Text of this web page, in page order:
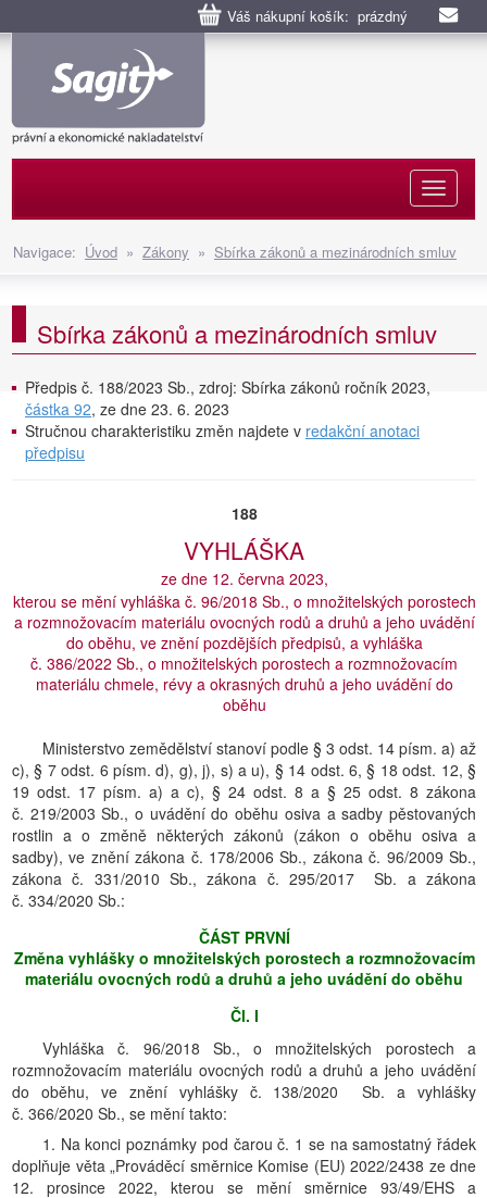
Váš nákupní košík: prázdný
Navigace: Úvod » Zákony » Sbírka zákonů a mezinárodních smluv
Sbírka zákonů a mezinárodních smluv
Předpis č. 188/2023 Sb., zdroj: Sbírka zákonů ročník 2023,
částka 92, ze dne 23. 6. 2023
Stručnou charakteristiku změn najdete v redakční anotaci
předpisu
188
VYHLÁŠKA
ze dne 12. června 2023,
kterou se mění vyhláška č. 96/2018 Sb., o množitelských porostech
a rozmnožovacím materiálu ovocných rodů a druhů a jeho uvádění
do oběhu, ve znění pozdějších předpisů, a vyhláška
č. 386/2022 Sb., o množitelských porostech a rozmnožovacím
materiálu chmele, révy a okrasných druhů a jeho uvádění do
oběhu
Ministerstvo zemědělství stanoví podle § 3 odst. 14 písm. a) až
c), § 7 odst. 6 písm. d), g), j), s) a u), § 14 odst. 6, § 18 odst. 12, §
19 odst. 17 písm. a) a c), § 24 odst. 8 a § 25 odst. 8 zákona
č. 219/2003 Sb., o uvádění do oběhu osiva a sadby pěstovaných
rostlin a o změně některých zákonů (zákon o oběhu osiva a
sadby), ve znění zákona č. 178/2006 Sb., zákona č. 96/2009 Sb.,
zákona č. 331/2010 Sb., zákona č. 295/2017 Sb. a zákona
č. 334/2020 Sb.:
ČÁST PRVNÍ
Změna vyhlášky o množitelských porostech a rozmnožovacím
materiálu ovocných rodů a druhů a jeho uvádění do oběhu
Čl. I
Vyhláška č. 96/2018 Sb., o množitelských porostech a
rozmnožovacím materiálu ovocných rodů a druhů a jeho uvádění
do oběhu, ve znění vyhlášky č. 138/2020 Sb. a vyhlášky
č. 366/2020 Sb., se mění takto:
1. Na konci poznámky pod čarou č. 1 se na samostatný řádek
doplňuje věta „Prováděcí směrnice Komise (EU) 2022/2438 ze dne
12. prosince 2022, kterou se mění směrnice 93/49/EHS a